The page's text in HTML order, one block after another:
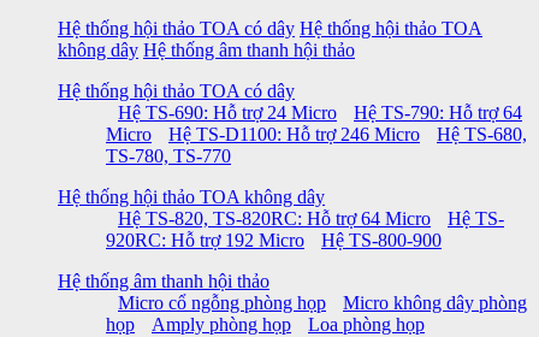
Hệ thống hội thảo TOA có dây Hệ thống hội thảo TOA
không dây Hệ thống âm thanh hội thảo
Hệ thống hội thảo TOA có dây
Hệ TS-690: Hỗ trợ 24 Micro
Hệ TS-790: Hỗ trợ 64
Micro
Hệ TS-D1100: Hỗ trợ 246 Micro
Hệ TS-680,
TS-780, TS-770
Hệ thống hội thảo TOA không dây
Hệ TS-820, TS-820RC: Hỗ trợ 64 Micro
Hệ TS-
920RC: Hỗ trợ 192 Micro
Hệ TS-800-900
Hệ thống âm thanh hội thảo
Micro cổ ngỗng phòng họp
Micro không dây phòng
họp
Amply phòng họp Loa phòng họp